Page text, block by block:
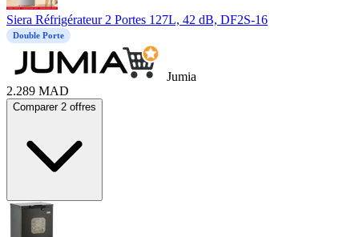
Siera Réfrigérateur 2 Portes 127L, 42 dB, DF2S-16
Double Porte
Jumia
2.289 MAD
Comparer 2 offres